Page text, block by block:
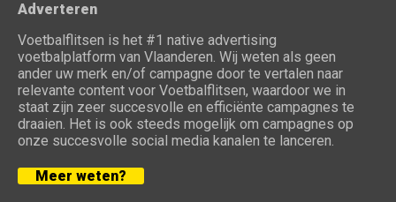
Adverteren
Voetbalflitsen is het #1 native advertising
voetbalplatform van Vlaanderen. Wij weten als geen
ander uw merk en/of campagne door te vertalen naar
relevante content voor Voetbalflitsen, waardoor we in
staat zijn zeer succesvolle en efficiënte campagnes te
draaien. Het is ook steeds mogelijk om campagnes op
onze succesvolle social media kanalen te lanceren.
Meer weten?